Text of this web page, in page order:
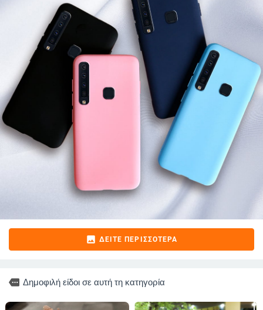
image ΔΕΊΤΕ ΠΕΡΙΣΣΌΤΕΡΑ
more Δημοφιλή είδοι σε αυτή τη κατηγορία